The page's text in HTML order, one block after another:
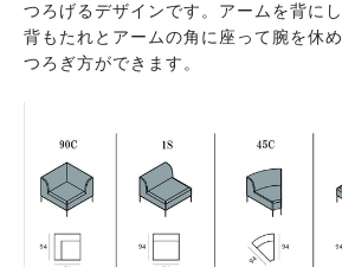
つろげるデザインです。アームを背に
背もたれとアームの角に座って腕を休
つろぎ方ができます。